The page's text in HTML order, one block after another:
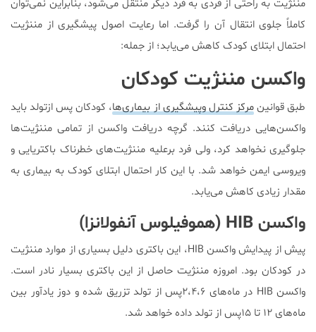
مننژیت به راحتی از فردی به فرد دیگر منتقل می‌شود، بنابراین نمی‌توان
کاملاً جلوی انتقال آن را گرفت. اما رعایت اصول پیشگیری از مننژیت
احتمال ابتلای کودک کاهش می‌یابد؛ از جمله:
واکسن مننژیت کودکان
طبق قوانینمرکز کنترل و‌پیشگیری از بیماری‌ها، کودکان پس ازتولد باید
واکسن‌هایی دریافت کنند. گرچه دریافت واکسن از تمامی مننژیت‌ها
جلوگیری نخواهد کرد، ولی فرد برعلیه مننژیت‌های خطرناک باکتریایی و
‌ویروسی ایمن خواهد شد. با این کار احتمال ابتلای کودک به بیماری‌ به
مقدار زیادی کاهش می‌یابد.
واکسن HIB (هموفیلوس آنفولانزا)
پیش از پیدایش واکسن HIB، این باکتری دلیل بسیاری از موارد مننژیت
در کودکان بود. امروزه مننژیت حاصل از این باکتری بسیار نادر است.
واکسن HIB در ماه‌های ۲،۴،۶پس از تولد تزریق شده و دوز یادآور بین
ماه‌های ۱۲ تا ۱۵پس از تولد داده خواهد شد.